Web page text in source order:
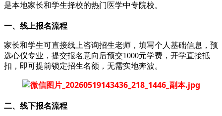
是本地家长和学生择校的热门医学中专院校。
一、线上报名流程
家长和学生可直接线上咨询招生老师，填写个人基础信息，预
选心仪专业，提交报名意向后预交1000元学费，开学直接抵
扣，即可提前锁定招生名额，无需实地奔波。
二、线下报名流程